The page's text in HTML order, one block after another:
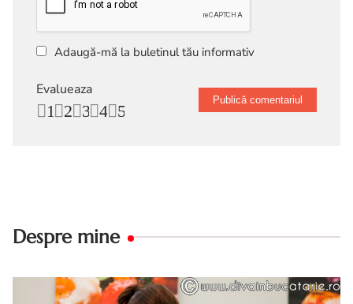
Adaugă-mă la buletinul tău informativ
Evalueaza
5
4
3
2
1
Despre mine